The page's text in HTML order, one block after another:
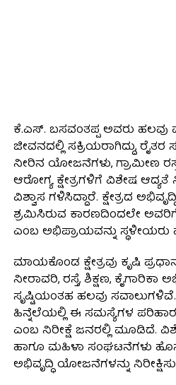
ಕೆ.ಎಸ್. ಬಸವಂತಪ್ಪ ಅವರು
ಜೀವನದಲ್ಲಿ ಸಕ್ರಿಯರಾಗಿದ್ದು,
ನೀರಿನ ಯೋಜನೆಗಳು, ಗ್ರಾಮೀಣ
ಆರೋಗ್ಯ ಕ್ಷೇತ್ರಗಳಿಗೆ ವಿಶೇಷ
ವಿಶ್ವಾಸ ಗಳಿಸಿದ್ದಾರೆ. ಕ್ಷೇತ್ರದ
ಶ್ರಮಿಸಿರುವ ಕಾರಣದಿಂದಲೇ
ಎಂಬ ಅಭಿಪ್ರಾಯವನ್ನು ಸ್ಥಳೀಯರು
ಮಾಯಕೊಂಡ ಕ್ಷೇತ್ರವು ಕೃಷಿ
ನೀರಾವರಿ, ರಸ್ತೆ, ಶಿಕ್ಷಣ,
ಸೃಷ್ಟಿಯಂತಹ ಹಲವು
ಹಿನ್ನೆಲೆಯಲ್ಲಿ ಈ ಸಮಸ್ಯೆಗಳ
ಎಂಬ ನಿರೀಕ್ಷೆ ಜನರಲ್ಲಿ ಮೂಡಿದೆ.
ಹಾಗೂ ಮಹಿಳಾ ಸಂಘಟನೆಗಳು
ಅಭಿವೃದ್ಧಿ ಯೋಜನೆಗಳನ್ನು